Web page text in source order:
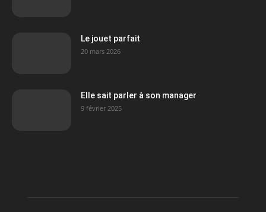
Le jouet parfait
20 mars 2026
Elle sait parler à son manager
9 février 2025